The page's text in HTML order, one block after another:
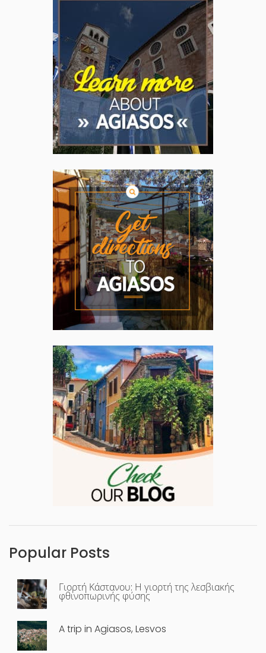
Popular Posts
Γιορτή Κάστανου: Η γιορτή της λεσβιακής
φθινοπωρινής φύσης
A trip in Agiasos, Lesvos